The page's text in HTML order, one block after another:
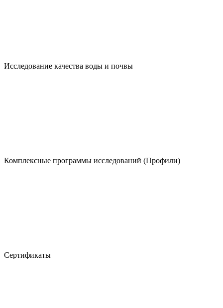
Исследование качества воды и почвы
Комплексные программы исследований (Профили)
Сертификаты